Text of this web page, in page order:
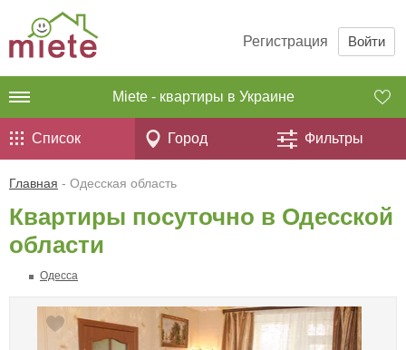
Регистрация Войти
Miete - квартиры в Украине
Список Город Фильтры
Главная - Одесская область
Квартиры посуточно в Одесской
области
Одесса